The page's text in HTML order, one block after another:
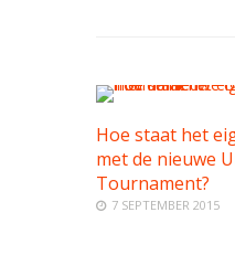
Hoe staat het
met de nieuwe
Tournament?
7 SEPTEMBER 2015